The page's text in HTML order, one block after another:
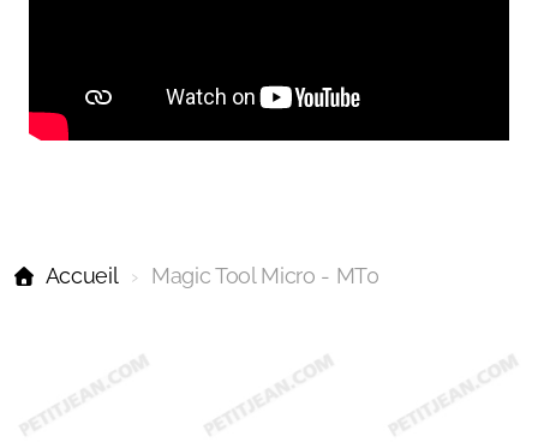
Accueil Magic Tool Micro - MT0